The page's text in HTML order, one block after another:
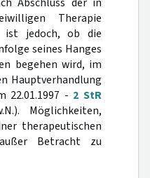
Therapie
ist jedoch, ob die
seines Hanges
begehen wird, im
Hauptverhandlung
22.01.1997 - 2 StR
Möglichkeiten,
therapeutischen
Betracht zu